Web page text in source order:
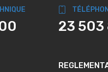
23 503